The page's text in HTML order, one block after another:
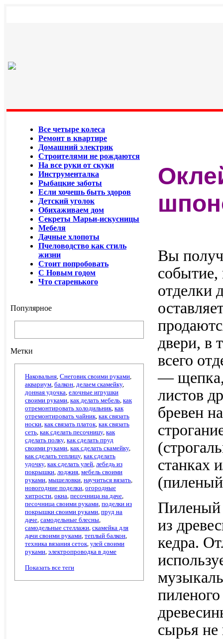
Все четыре колеса
Ремонт в квартире
Домашний электрик
Строителями не рождаются
На все руки от скуки
Инструменталка
Рыбацкие заботы
Если хочешь быть здоров
Детский уголок
Обихаживаем дом
Секреты Марьи-искусницы
Мебеля
Дачные хлопоты
Пчеловодство как стиль
жизни
Стоит попробовать
С Новым годом
Что старенького
Популярное
Метки
Наковальня, Снеговик своими руками,
аквариум, балкон, делаем скамейку,
донная удочка, елочные игрушки
своими руками, как делать мебель, как
отремонтировать холодильник, как
отремонтировать чайник, как связать
носки, как связать платок, как связать
сеть, как сделать песочницу, как
сделать полку, как сделать пруд
своими руками, как сделать скамейку,
как сделать теплицу, как сделать
удочку, как сделать улей, лебедь из
покрышки, лоджия, мебель своими
руками, мышеловки, научиться вязать,
новогодние поделки, огородные
хитрости, окна, песочница на даче,
песочница своими руками, поделки из
покрышки своими руками, пруд на
даче, самодельные блесны,
самодельные стеллажи, скамейка для
дачи своими руками, теплый балкон,
техника вязания сеток, улей своими
руками, электропроводка в доме
Показать все теги
Вы
событие,
отделки
двери, в
всего
— щепка,
листов
бревен
станках
из
кедра.
сырья